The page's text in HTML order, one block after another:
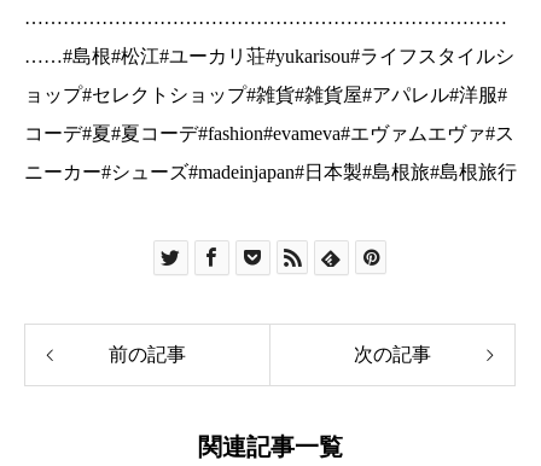
…………………………………………………………………
……#島根#松江#ユーカリ荘#yukarisou#ライフスタイルシ
ョップ#セレクトショップ#雑貨#雑貨屋#アパレル#洋服#
コーデ#夏#夏コーデ#fashion#evameva#エヴァムエヴァ#ス
ニーカー#シューズ#madeinjapan#日本製#島根旅#島根旅行
前の記事 次の記事
関連記事一覧